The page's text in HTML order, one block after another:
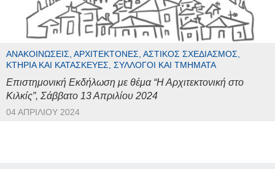
ΑΝΑΚΟΙΝΏΣΕΙΣ, ΑΡΧΙΤΈΚΤΟΝΕΣ, ΑΣΤΙΚΌΣ ΣΧΕΔΙΑΣΜΌΣ,
ΚΤΉΡΙΑ ΚΑΙ ΚΑΤΑΣΚΕΥΈΣ, ΣΎΛΛΟΓΟΙ ΚΑΙ ΤΜΉΜΑΤΑ
Επιστημονική Εκδήλωση με θέμα “Η Αρχιτεκτονική στο
Κιλκίς”, Σάββατο 13 Απριλίου 2024
04 ΑΠΡΙΛΊΟΥ 2024